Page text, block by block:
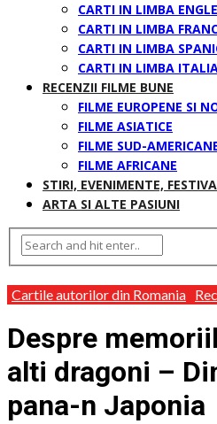
CARTI IN LIMBA
CARTI IN LIMBA
CARTI IN LIMBA
CARTI IN LIMBA
RECENZII FILME BUNE
FILME EUROPENE SI
FILME ASIATICE
FILME SUD-
FILME AFRICANE
STIRI, EVENIMENTE,
ARTA SI ALTE PASIUNI
Cartile autorilor din Romania
Despre
alti dragoni –
pana-n Japonia